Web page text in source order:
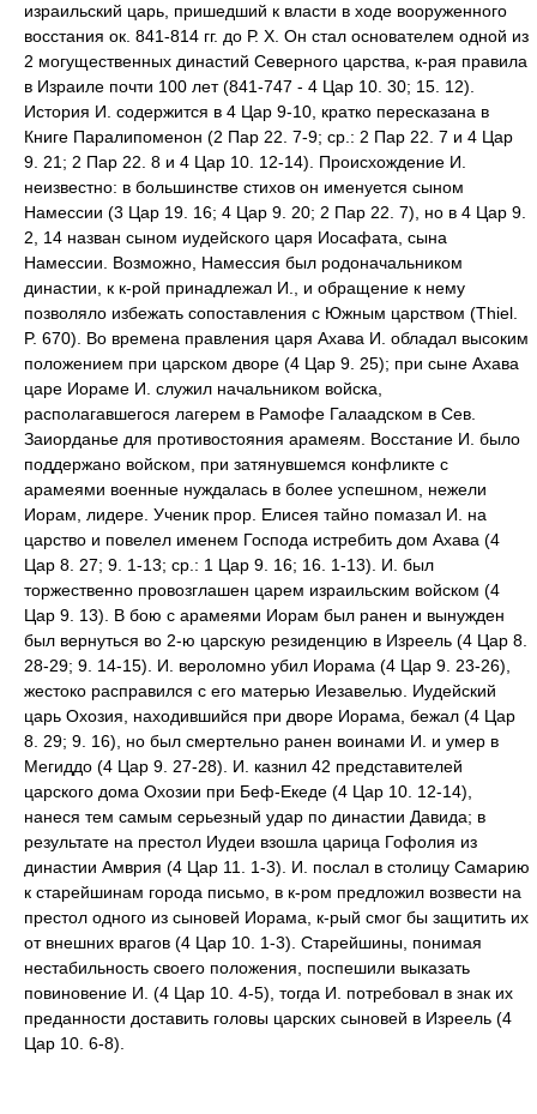
израильский царь, пришедший к власти в ходе вооруженного
восстания ок. 841-814 гг. до Р. Х. Он стал основателем одной из
2 могущественных династий Северного царства, к-рая правила
в Израиле почти 100 лет (841-747 - 4 Цар 10. 30; 15. 12).
История И. содержится в 4 Цар 9-10, кратко пересказана в
Книге Паралипоменон (2 Пар 22. 7-9; ср.: 2 Пар 22. 7 и 4 Цар
9. 21; 2 Пар 22. 8 и 4 Цар 10. 12-14). Происхождение И.
неизвестно: в большинстве стихов он именуется сыном
Намессии (3 Цар 19. 16; 4 Цар 9. 20; 2 Пар 22. 7), но в 4 Цар 9.
2, 14 назван сыном иудейского царя Иосафата, сына
Намессии. Возможно, Намессия был родоначальником
династии, к к-рой принадлежал И., и обращение к нему
позволяло избежать сопоставления с Южным царством (Thiel.
P. 670). Во времена правления царя Ахава И. обладал высоким
положением при царском дворе (4 Цар 9. 25); при сыне Ахава
царе Иораме И. служил начальником войска,
располагавшегося лагерем в Рамофе Галаадском в Сев.
Заиорданье для противостояния арамеям. Восстание И. было
поддержано войском, при затянувшемся конфликте с
арамеями военные нуждалась в более успешном, нежели
Иорам, лидере. Ученик прор. Елисея тайно помазал И. на
царство и повелел именем Господа истребить дом Ахава (4
Цар 8. 27; 9. 1-13; ср.: 1 Цар 9. 16; 16. 1-13). И. был
торжественно провозглашен царем израильским войском (4
Цар 9. 13). В бою с арамеями Иорам был ранен и вынужден
был вернуться во 2-ю царскую резиденцию в Изреель (4 Цар 8.
28-29; 9. 14-15). И. вероломно убил Иорама (4 Цар 9. 23-26),
жестоко расправился с его матерью Иезавелью. Иудейский
царь Охозия, находившийся при дворе Иорама, бежал (4 Цар
8. 29; 9. 16), но был смертельно ранен воинами И. и умер в
Мегиддо (4 Цар 9. 27-28). И. казнил 42 представителей
царского дома Охозии при Беф-Екеде (4 Цар 10. 12-14),
нанеся тем самым серьезный удар по династии Давида; в
результате на престол Иудеи взошла царица Гофолия из
династии Амврия (4 Цар 11. 1-3). И. послал в столицу Самарию
к старейшинам города письмо, в к-ром предложил возвести на
престол одного из сыновей Иорама, к-рый смог бы защитить их
от внешних врагов (4 Цар 10. 1-3). Старейшины, понимая
нестабильность своего положения, поспешили выказать
повиновение И. (4 Цар 10. 4-5), тогда И. потребовал в знак их
преданности доставить головы царских сыновей в Изреель (4
Цар 10. 6-8).